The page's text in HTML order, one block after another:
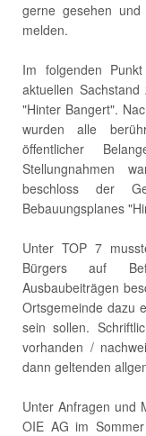
gerne gesehen
melden.
Im folgenden
aktuellen
"Hinter Bangert".
wurden alle
öffentlicher
Stellungnahmen
beschloss der
Bebauungsplanes
Unter TOP 7
Bürgers auf
Ausbaubeiträgen
Ortsgemeinde dazu
sein sollen.
vorhanden /
dann geltenden
Unter Anfragen und
OIE AG im